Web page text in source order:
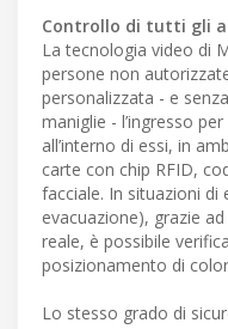
Controllo di tutti gli
La tecnologia video di
persone non
personalizzata - e
maniglie - l’ingresso
all’interno di essi, in
carte con chip RFID,
facciale. In situazioni di
evacuazione), grazie
reale, è possibile
posizionamento di
Lo stesso grado di